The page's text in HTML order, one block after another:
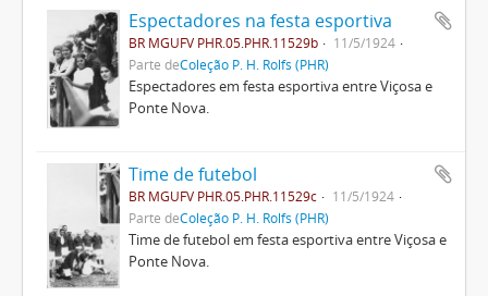
Espectadores na festa esportiva
BR MGUFV PHR.05.PHR.11529b
11/5/1924
Parte deColeção P. H. Rolfs (PHR)
Espectadores em festa esportiva entre Viçosa e
Ponte Nova.
Time de futebol
BR MGUFV PHR.05.PHR.11529c
11/5/1924
Parte deColeção P. H. Rolfs (PHR)
Time de futebol em festa esportiva entre Viçosa e
Ponte Nova.